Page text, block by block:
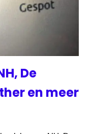
De
en meer